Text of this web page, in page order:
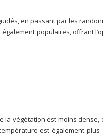
en passant par les
populaires, offrant
végétation est moins
est également